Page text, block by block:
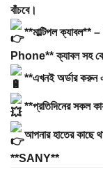
বাঁচবে।
**মাল্টিপল
Phone** ক্যাবল সহ
**এখনই অর্ডার করুন
**প্রতিদিনের সকল
আপনার হাতের কাছে
**SANY**